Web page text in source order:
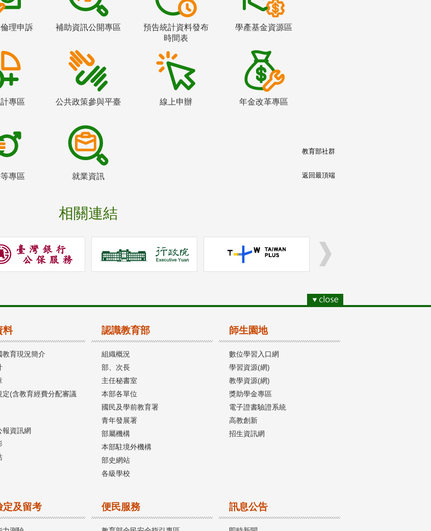
理申訴 補助資訊公開專區
預告統計資料發布
時間表
學產基金資源區
專區 公共政策參與平臺 線上申辦 年金改革專區
專區 就業資訊
相關連結
教育部社群
返回最頂端
料
教育現況簡介
定(含教育經費分配審議
報資訊網
認識教育部
組織概況
部、次長
主任秘書室
本部各單位
國民及學前教育署
青年發展署
部屬機構
本部駐境外機構
部史網站
各級學校
師生園地
數位學習入口網
學習資源(網)
教學資源(網)
獎助學金專區
電子證書驗證系統
高教創新
招生資訊網
定及留考 便民服務 訊息公告